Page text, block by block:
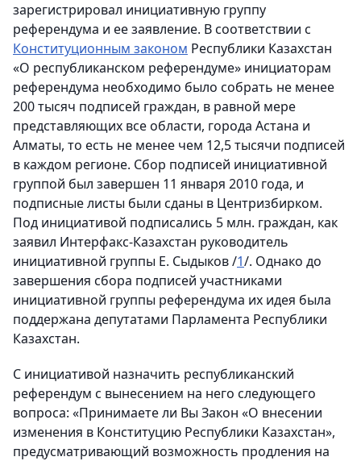
зарегистрировал инициативную группу
референдума и ее заявление. В соответствии с
Конституционным законом Республики Казахстан
«О республиканском референдуме» инициаторам
референдума необходимо было собрать не менее
200 тысяч подписей граждан, в равной мере
представляющих все области, города Астана и
Алматы, то есть не менее чем 12,5 тысячи подписей
в каждом регионе. Сбор подписей инициативной
группой был завершен 11 января 2010 года, и
подписные листы были сданы в Центризбирком.
Под инициативой подписались 5 млн. граждан, как
заявил Интерфакс-Казахстан руководитель
инициативной группы Е. Сыдыков /1/. Однако до
завершения сбора подписей участниками
инициативной группы референдума их идея была
поддержана депутатами Парламента Республики
Казахстан.
С инициативой назначить республиканский
референдум с вынесением на него следующего
вопроса: «Принимаете ли Вы Закон «О внесении
изменения в Конституцию Республики Казахстан»,
предусматривающий возможность продления на